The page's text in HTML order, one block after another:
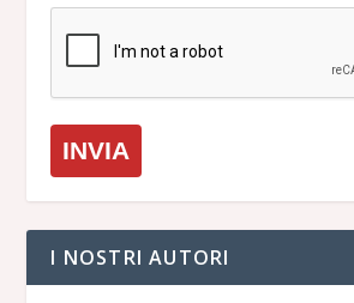
INVIA
I NOSTRI AUTORI